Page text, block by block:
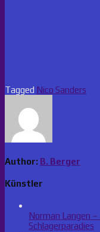
Tagged Nico Sanders
Author: B. Berger
Künstler
Norman Langen
Schlagerparadies